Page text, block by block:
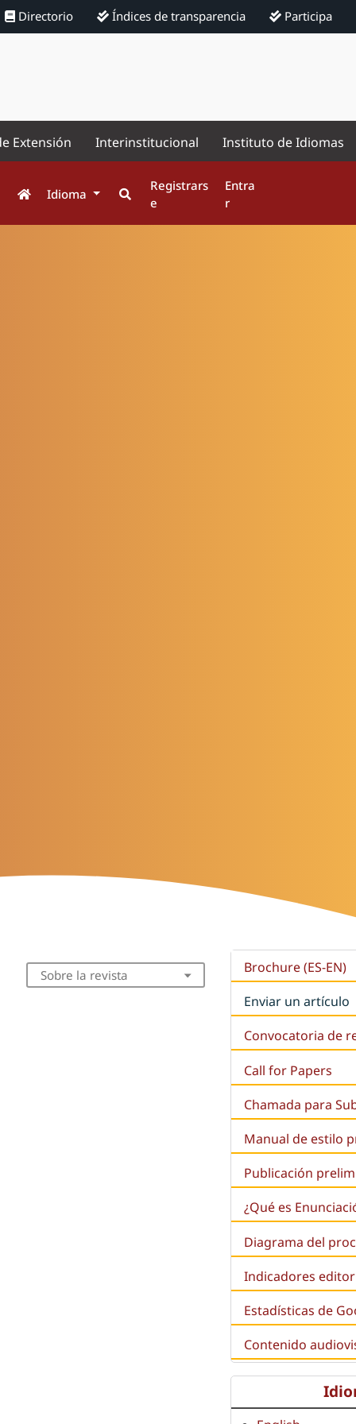
Directorio Índices de transparencia Participa
Extensión Interinstitucional Instituto de Idiomas
Idioma
Registrars
e
Entra
r
Sobre la revista
Brochure (ES-EN)
Enviar un artículo
Convocatoria de
Call for Papers
Chamada para
Manual de estilo
Publicación
¿Qué es
Diagrama del
Indicadores
Estadísticas de
Contenido